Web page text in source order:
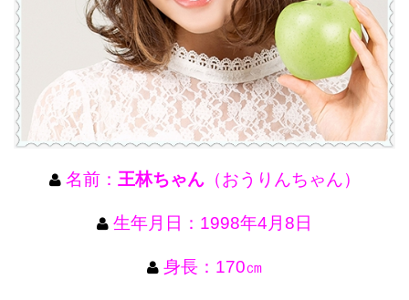
名前： 王林ちゃん（おうりんちゃん）
生年月日：1998年4月8日
身長：170㎝